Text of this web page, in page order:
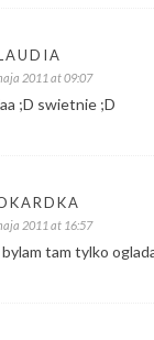
2011 at 09:07
;D swietnie ;D
2011 at 16:57
bylam tam tylko